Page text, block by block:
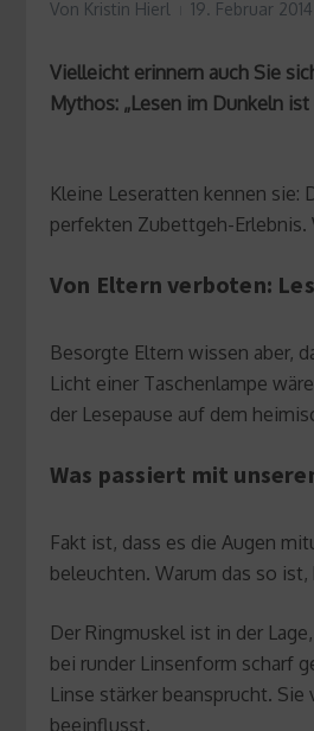
Von Kristin Hierl 19. Februar 2014
Vielleicht erinnern auch Sie
Mythos: „Lesen im Dunkeln ist
Kleine Leseratten kennen sie:
perfekten Zubettgeh-Erlebnis.
Von Eltern verboten:
Besorgte Eltern wissen aber,
Licht einer Taschenlampe
der Lesepause auf dem
Was passiert mit
Fakt ist, dass es die Augen
beleuchten. Warum das so
Der Ringmuskel ist in der
bei runder Linsenform scharf
Linse stärker beansprucht.
beeinflusst.